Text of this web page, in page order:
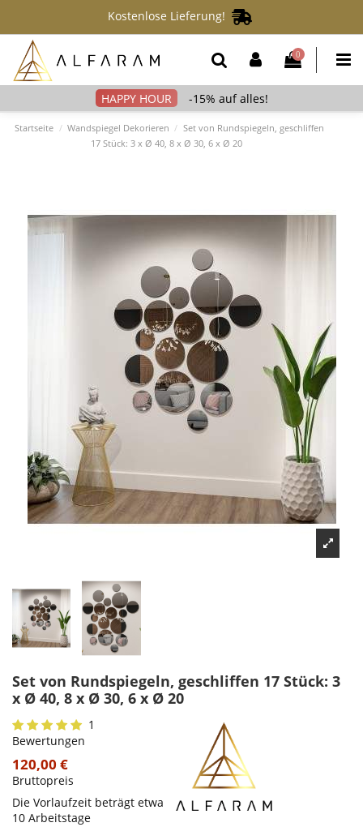
Kostenlose Lieferung!
0
-15% auf alles!
Startseite Wandspiegel Dekorieren
Set von Rundspiegeln, geschliffen
17 Stück: 3 x Ø 40, 8 x Ø 30, 6 x Ø 20
Set von Rundspiegeln, geschliffen 17 Stück: 3
x Ø 40, 8 x Ø 30, 6 x Ø 20
1
Bewertungen
120,00 €
Bruttopreis
Die Vorlaufzeit beträgt etwa
10 Arbeitstage